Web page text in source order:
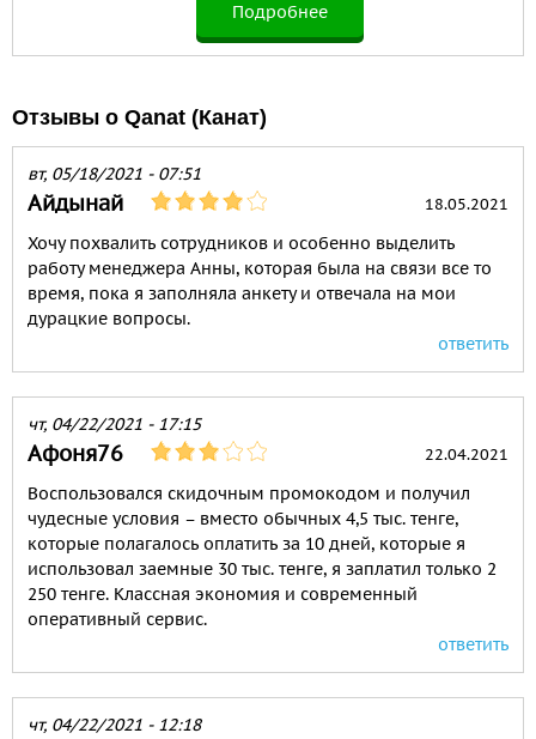
Подробнее
Отзывы о Qanat (Канат)
вт, 05/18/2021 - 07:51
Айдынай 18.05.2021
Хочу похвалить сотрудников и особенно выделить
работу менеджера Анны, которая была на связи все то
время, пока я заполняла анкету и отвечала на мои
дурацкие вопросы.
ответить
чт, 04/22/2021 - 17:15
Афоня76 22.04.2021
Воспользовался скидочным промокодом и получил
чудесные условия – вместо обычных 4,5 тыс. тенге,
которые полагалось оплатить за 10 дней, которые я
использовал заемные 30 тыс. тенге, я заплатил только 2
250 тенге. Классная экономия и современный
оперативный сервис.
ответить
чт, 04/22/2021 - 12:18